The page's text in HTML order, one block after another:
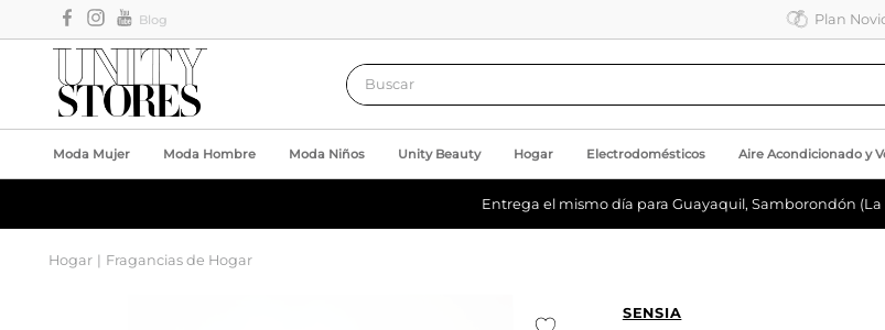
Blog Plan
Buscar
Moda Mujer Moda Hombre Moda Niños Unity Beauty Hogar Electrodomésticos Aire Acondicionado y
Entrega el mismo día para Guayaquil, Samborondón (La
Hogar Fragancias de Hogar
SENSIA